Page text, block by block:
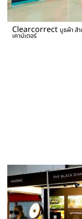
Clearcorrect บูธผ้า ส
เคาน์เตอร์